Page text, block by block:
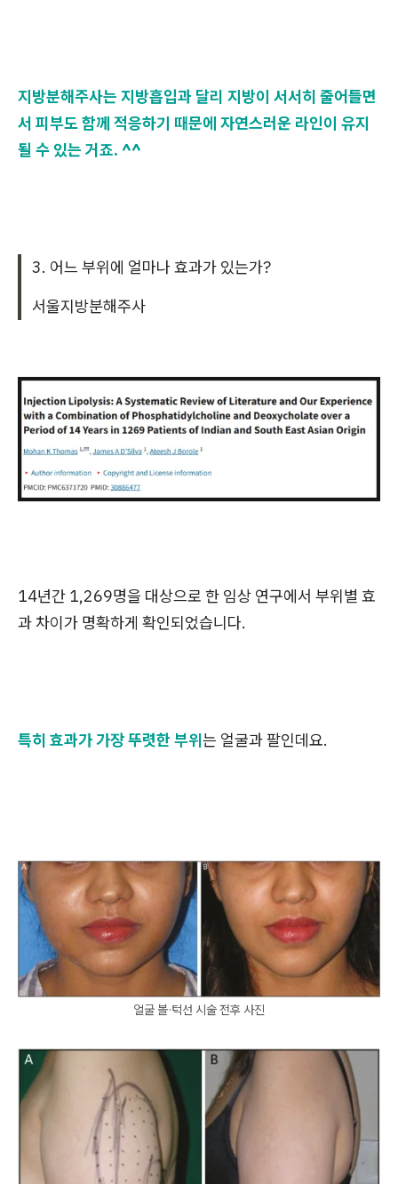
지방분해주사는 지방흡입과 달리 지방이 서서히 줄어들면
서 피부도 함께 적응하기 때문에 자연스러운 라인이 유지
될 수 있는 거죠. ^^
3. 어느 부위에 얼마나 효과가 있는가?
서울지방분해주사
14년간 1,269명을 대상으로 한 임상 연구에서 부위별 효
과 차이가 명확하게 확인되었습니다.
특히 효과가 가장 뚜렷한 부위는 얼굴과 팔인데요.
얼굴 볼·턱선 시술 전후 사진